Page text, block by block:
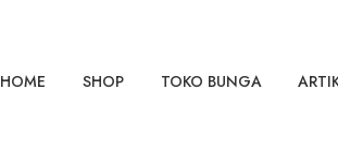
HOME SHOP TOKO BUNGA